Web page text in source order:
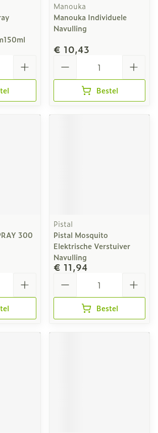
Manouka
Manouka Individuele
Navulling
€ 10,43
Bestel
300
Pistal
Pistal Mosquito
Elektrische Verstuiver
Navulling
€ 11,94
Bestel